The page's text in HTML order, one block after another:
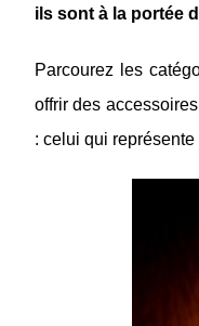
ils sont à la portée
Parcourez les
offrir des
: celui qui représente